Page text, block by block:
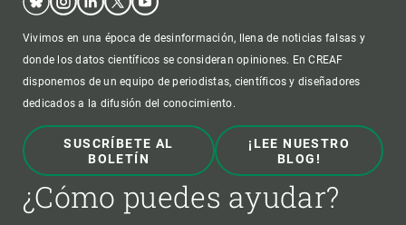
Vivimos en una época de desinformación, llena de noticias falsas y
donde los datos científicos se consideran opiniones. En CREAF
disponemos de un equipo de periodistas, científicos y diseñadores
dedicados a la difusión del conocimiento.
SUSCRÍBETE AL
BOLETÍN
¡LEE NUESTRO
BLOG!
¿Cómo puedes ayudar?